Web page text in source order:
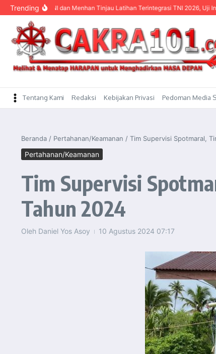
content
Trending
TNI dan Menhan Tinjau Latihan Terintegrasi TNI 2026, Uji
Tentang Kami Redaksi Kebijakan Privasi Pedoman Media
Beranda / Pertahanan/Keamanan / Tim Supervisi Spotmaral,
Pertahanan/Keamanan
Tim Supervisi
Tahun 2024
Oleh Daniel Yos Asoy 10 Agustus 2024 07:17